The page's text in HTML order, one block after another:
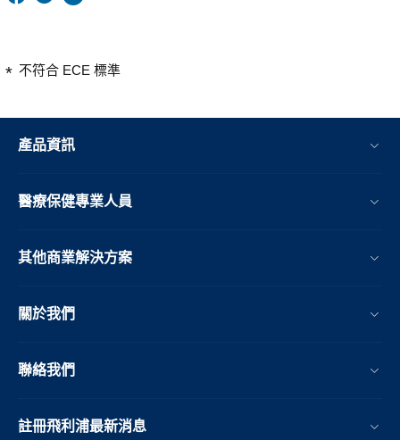
不符合 ECE 標準
產品資訊
醫療保健專業人員
其他商業解決方案
關於我們
聯絡我們
註冊飛利浦最新消息